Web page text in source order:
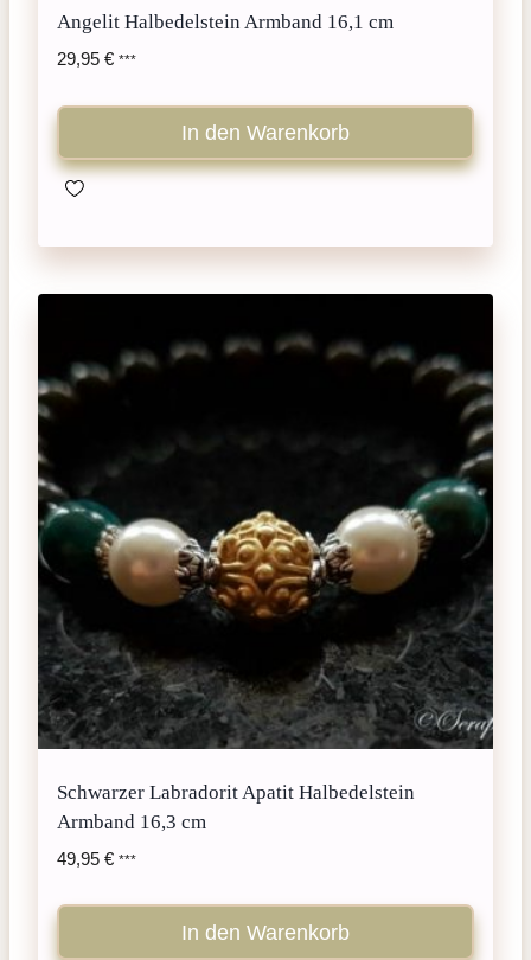
Angelit Halbedelstein Armband 16,1 cm
29,95 € ***
In den Warenkorb
Schwarzer Labradorit Apatit Halbedelstein
Armband 16,3 cm
49,95 € ***
In den Warenkorb